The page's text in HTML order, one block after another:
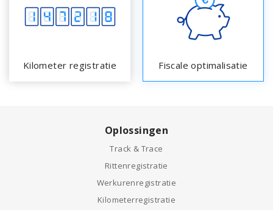
Kilometer registratie Fiscale optimalisatie
Oplossingen
Track & Trace
Rittenregistratie
Werkurenregistratie
Kilometerregistratie